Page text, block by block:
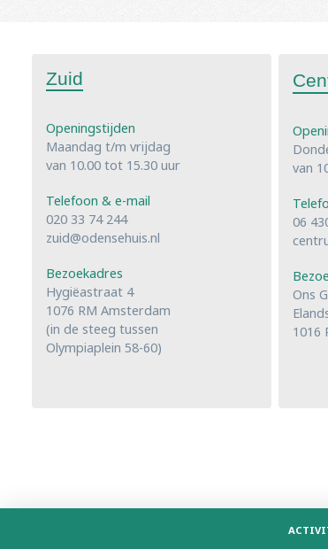
Zuid
Openingstijden
Maandag t/m vrijdag
van 10.00 tot 15.30 uur
Telefoon & e-mail
020 33 74 244
zuid@odensehuis.nl
Bezoekadres
Hygiëastraat 4
1076 RM Amsterdam
(in de steeg tussen
Olympiaplein 58-60)
van
06
Ons
1016